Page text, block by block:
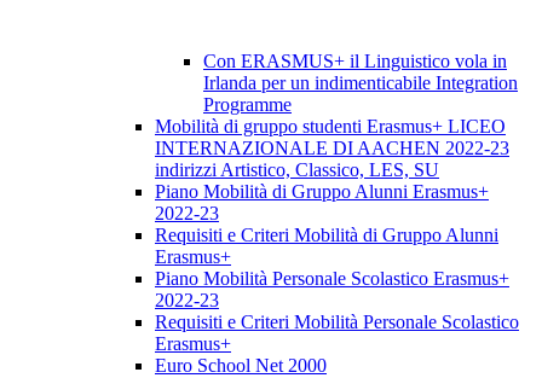
Con ERASMUS+ il Linguistico vola in
Irlanda per un indimenticabile Integration
Programme
Mobilità di gruppo studenti Erasmus+ LICEO
INTERNAZIONALE DI AACHEN 2022-23
indirizzi Artistico, Classico, LES, SU
Piano Mobilità di Gruppo Alunni Erasmus+
2022-23
Requisiti e Criteri Mobilità di Gruppo Alunni
Erasmus+
Piano Mobilità Personale Scolastico Erasmus+
2022-23
Requisiti e Criteri Mobilità Personale Scolastico
Erasmus+
Euro School Net 2000